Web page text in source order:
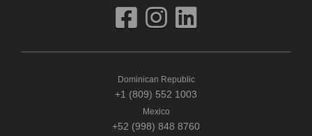
Dominican Republic
+1 (809) 552 1003
Mexico
+52 (998) 848 8760